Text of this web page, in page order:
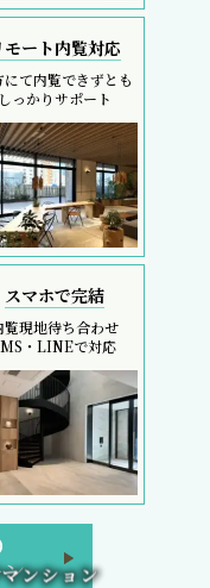
モート内覧対応
にて内覧できずとも
しっかりサポート
スマホで完結
覧現地待ち合わせ
・LINEで対応